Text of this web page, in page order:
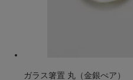
ガラス箸置 丸（金銀ぺア）